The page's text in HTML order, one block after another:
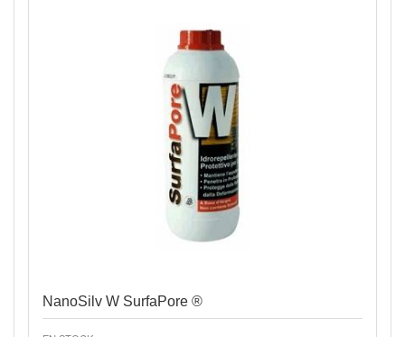
NanoSilv W SurfaPore ®
Vista rápida